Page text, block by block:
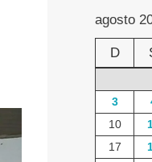
agosto
D
3
10
17